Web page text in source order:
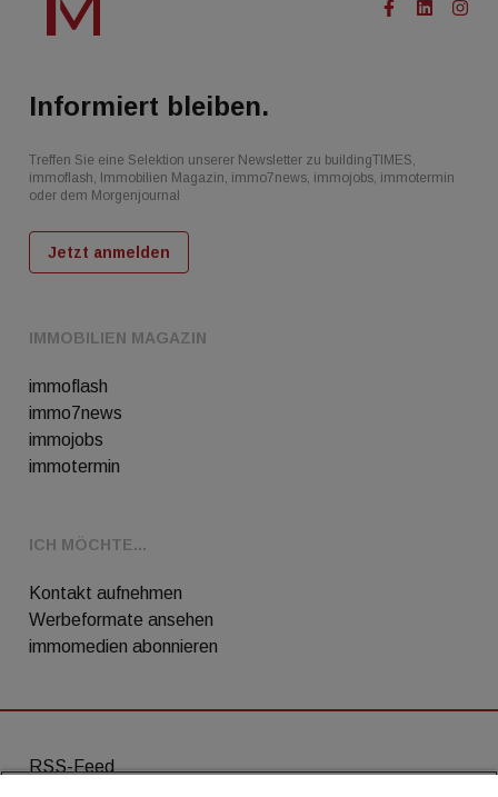
IMMOBILIEN MAGAZIN
immoflash
immo7news
immojobs
immotermin
ICH MÖCHTE...
Kontakt aufnehmen
Werbeformate ansehen
immomedien abonnieren
Informiert bleiben.
Treffen Sie eine Selektion unserer Newsletter zu buildingTIMES,
immoflash, Immobilien Magazin, immo7news, immojobs, immotermin
oder dem Morgenjournal
Jetzt anmelden
RSS-Feed